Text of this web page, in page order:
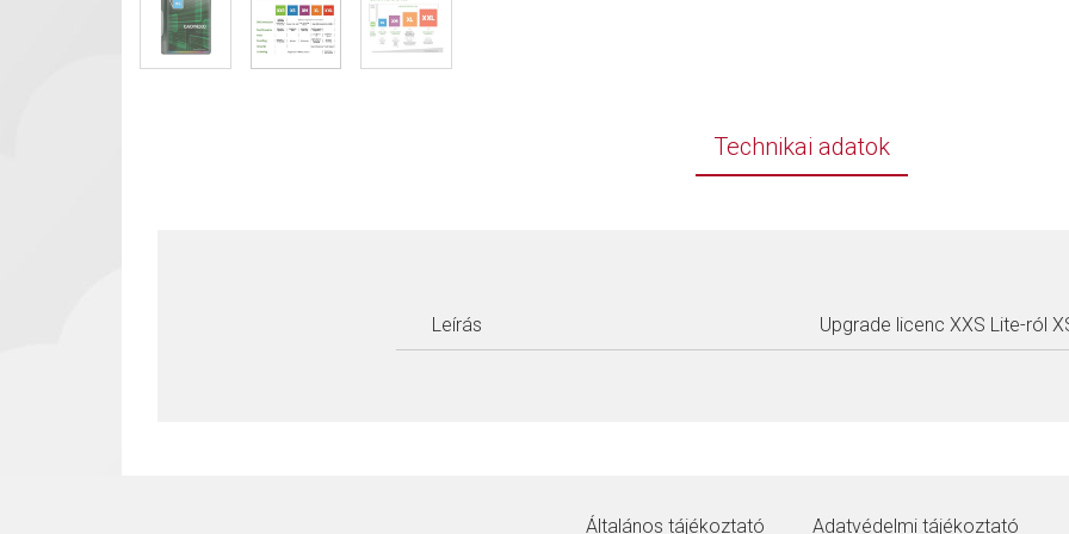
Technikai adatok
Leírás Upgrade licenc XXS Lite-ról
Általános tájékoztató Adatvédelmi tájékoztató